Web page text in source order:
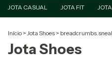
JOTA CASUAL JOTA FIT
Início > Jota Shoes >
Jota Shoes